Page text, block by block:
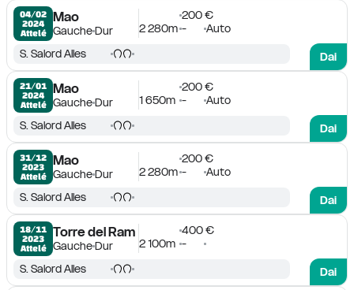
04/02
2024
Attelé
Mao
GaucheDur
200 €
2 280m -
Auto
Dai
S. Salord Alles
21/01
2024
Attelé
Mao
GaucheDur
200 €
1 650m -
Auto
Dai
S. Salord Alles
31/12
2023
Attelé
Mao
GaucheDur
200 €
2 280m -
Auto
Dai
S. Salord Alles
18/11
2023
Attelé
Torre del Ram
GaucheDur
400 €
2 100m -
Dai
S. Salord Alles